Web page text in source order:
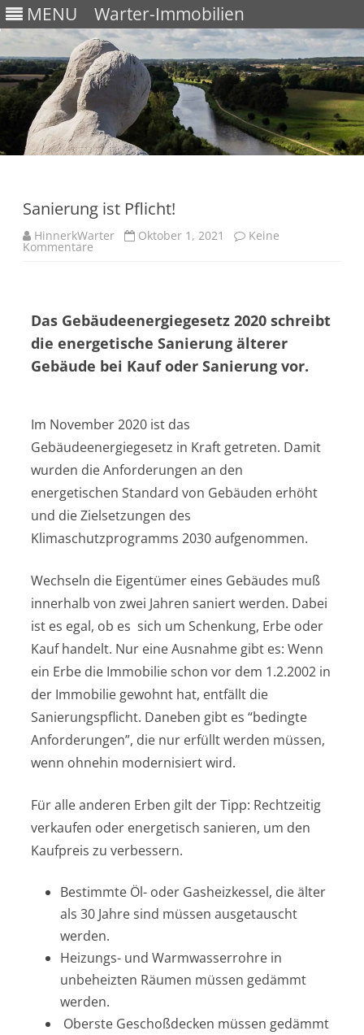
MENU Warter-Immobilien
Sanierung ist Pflicht!
HinnerkWarter Oktober 1, 2021 Keine
Kommentare
Das Gebäudeenergiegesetz 2020 schreibt
die energetische Sanierung älterer
Gebäude bei Kauf oder Sanierung vor.
Im November 2020 ist das
Gebäudeenergiegesetz in Kraft getreten. Damit
wurden die Anforderungen an den
energetischen Standard von Gebäuden erhöht
und die Zielsetzungen des
Klimaschutzprogramms 2030 aufgenommen.
Wechseln die Eigentümer eines Gebäudes muß
innerhalb von zwei Jahren saniert werden. Dabei
ist es egal, ob es sich um Schenkung, Erbe oder
Kauf handelt. Nur eine Ausnahme gibt es: Wenn
ein Erbe die Immobilie schon vor dem 1.2.2002 in
der Immobilie gewohnt hat, entfällt die
Sanierungspflicht. Daneben gibt es “bedingte
Anforderungen”, die nur erfüllt werden müssen,
wenn ohnehin modernisiert wird.
Für alle anderen Erben gilt der Tipp: Rechtzeitig
verkaufen oder energetisch sanieren, um den
Kaufpreis zu verbessern.
Bestimmte Öl- oder Gasheizkessel, die älter
als 30 Jahre sind müssen ausgetauscht
werden.
Heizungs- und Warmwasserrohre in
unbeheizten Räumen müssen gedämmt
werden.
Oberste Geschoßdecken müssen gedämmt